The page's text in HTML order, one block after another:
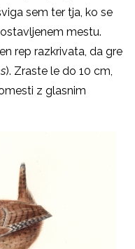
sem ter tja, ko se
mestu.
rep razkrivata, da gre
). Zraste le do 10 cm,
z glasnim